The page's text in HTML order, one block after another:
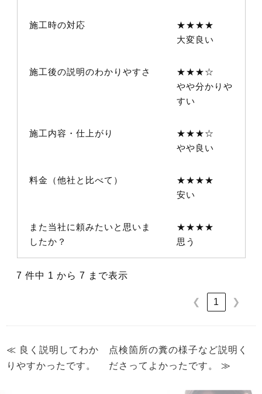
施工時の対応
★★★★
大変良い
施工後の説明のわかりやすさ
★★★☆
やや分かりや
すい
施工内容・仕上がり
★★★☆
やや良い
料金（他社と比べて）
★★★★
安い
また当社に頼みたいと思いま
したか？
★★★★
思う
7 件中 1 から 7 まで表示
❮ 1 ❯
≪ 良く説明してわか
りやすかったです。
点検箇所の糞の様子など説明く
ださってよかったです。
≫